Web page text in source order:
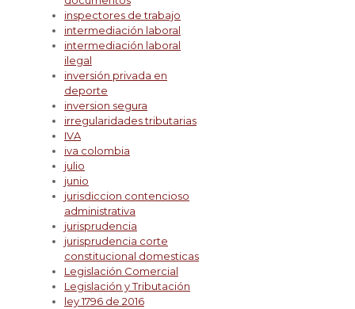
inspectores de trabajo
intermediación laboral
intermediación laboral
ilegal
inversión privada en
deporte
inversion segura
irregularidades tributarias
IVA
iva colombia
julio
junio
jurisdiccion contencioso
administrativa
jurisprudencia
jurisprudencia corte
constitucional domesticas
Legislación Comercial
Legislación y Tributación
ley 1796 de 2016